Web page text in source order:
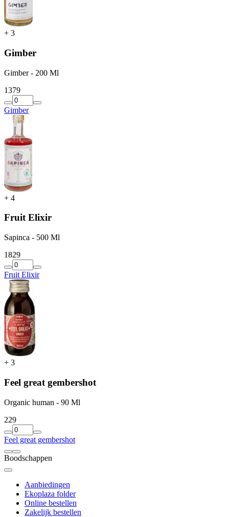
+ 3
Gimber
Gimber - 200 Ml
1379
Gimber
+ 4
Fruit Elixir
Sapinca - 500 Ml
1829
Fruit Elixir
+ 3
Feel great gembershot
Organic human - 90 Ml
229
Feel great gembershot
Boodschappen
Aanbiedingen
Ekoplaza folder
Online bestellen
Zakelijk bestellen